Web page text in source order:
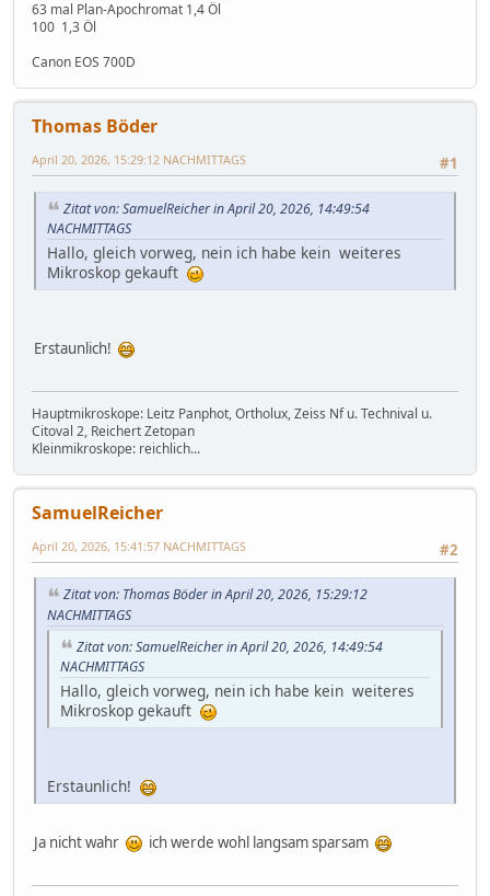
63 mal Plan-Apochromat 1,4 Öl
100 1,3 Öl
Canon EOS 700D
Thomas Böder
#1
April 20, 2026, 15:29:12 NACHMITTAGS
Zitat von: SamuelReicher in April 20, 2026, 14:49:54
NACHMITTAGS
Hallo, gleich vorweg, nein ich habe kein weiteres
Mikroskop gekauft
Erstaunlich!
Hauptmikroskope: Leitz Panphot, Ortholux, Zeiss Nf u. Technival u.
Citoval 2, Reichert Zetopan
Kleinmikroskope: reichlich...
SamuelReicher
#2
April 20, 2026, 15:41:57 NACHMITTAGS
Zitat von: Thomas Böder in April 20, 2026, 15:29:12
NACHMITTAGS
Zitat von: SamuelReicher in April 20, 2026, 14:49:54
NACHMITTAGS
Hallo, gleich vorweg, nein ich habe kein weiteres
Mikroskop gekauft
Erstaunlich!
Ja nicht wahr ich werde wohl langsam sparsam